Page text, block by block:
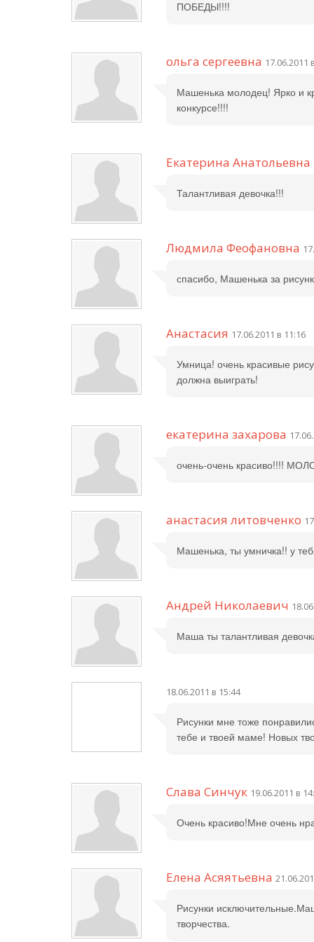
ПОБЕДЫ!!!!
ольга сергеевна 17.06.2011
Машенька молодец! Ярко и
конкурсе!!!!
Екатерина Анатольевна
Талантливая девочка!!!
Людмила Феофановна
спасибо, Машенька за
Анастасия 17.06.2011 в 11:16
Умница! очень красивые
должна выиграть!
екатерина захарова
очень-очень красиво!!!!
анастасия литовченко
Машенька, ты умничка!! у
Андрей Николаевич
Маша ты талантливая
18.06.2011 в 15:44
Рисунки мне тоже
тебе и твоей маме! Новых
Слава Синчук 19.06.2011 в
Очень красиво!Мне очень
Елена Асяятьевна
Рисунки
творчества.